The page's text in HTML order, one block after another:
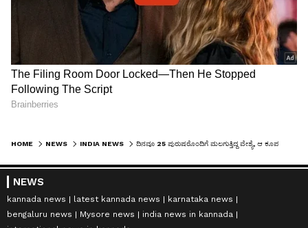
HOME NEWS INDIA NEWS
NEWS
kannada news latest kannada news
karnataka news
bengaluru news
Mysore news
india news in kannada